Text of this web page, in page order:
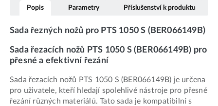
Popis Parametry Příslušenství k produktu
Sada řezných nožů pro PTS 1050 S (BER066149B)
Sada řezacích nožů PTS 1050 S (BER066149B) pro
přesné a efektivní řezání
Sada řezacích nožů PTS 1050 S (BER066149B) je určena
pro uživatele, kteří hledají spolehlivé nástroje pro přesné
řezání různých materiálů. Tato sada je kompatibilní s